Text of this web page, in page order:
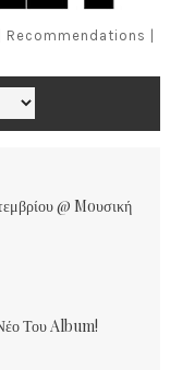
Recommendations |
@ Moυσική
Του Album!